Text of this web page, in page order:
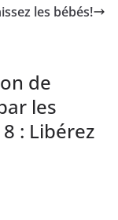
les bébés!
de
les
: Libérez